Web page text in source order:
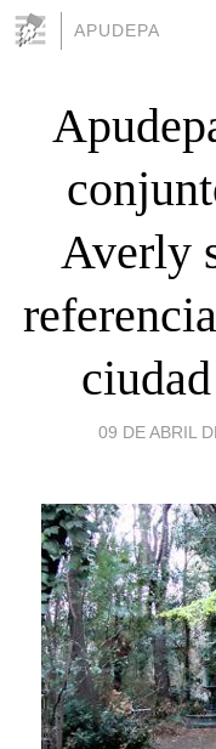
APUDEPA
Averly
09 DE ABRIL